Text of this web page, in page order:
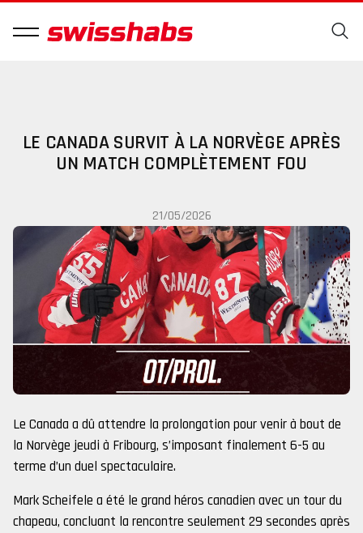
LE CANADA SURVIT À LA NORVÈGE APRÈS
UN MATCH COMPLÈTEMENT FOU
21/05/2026
Le Canada a dû attendre la prolongation pour venir à bout de
la Norvège jeudi à Fribourg, s’imposant finalement 6-5 au
terme d’un duel spectaculaire.
Mark Scheifele a été le grand héros canadien avec un tour du
chapeau, concluant la rencontre seulement 29 secondes après